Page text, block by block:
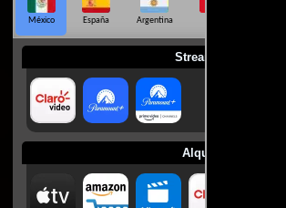
México España Argentina
Streaming
Alquilar